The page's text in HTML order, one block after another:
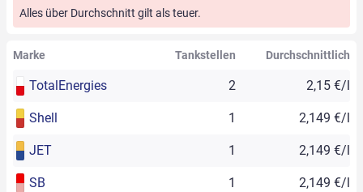
Alles über Durchschnitt gilt als teuer.
Marke Tankstellen Durchschnittlich
TotalEnergies 2 2,15 €/l
Shell 1 2,149 €/l
JET 1 2,149 €/l
SB 1 2,149 €/l